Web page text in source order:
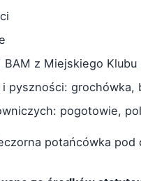
BAM z Miejskiego Klubu
pyszności:
pogotowie,
potańcówka pod